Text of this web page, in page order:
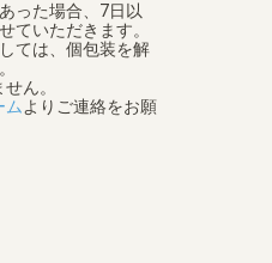
った場合、7日以
ていただきます。
ては、個包装を解
ん。
ムよりご連絡をお願